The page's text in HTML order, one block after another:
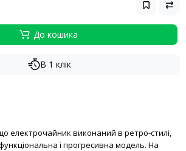
До кошика
В 1 клік
електрочайник виконаний в ретро-стилі,
і прогресивна модель. На